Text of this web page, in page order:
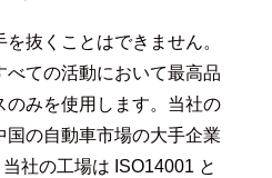
抜くことはできません。
べての活動において最高品
のみを使用します。当社の
国の自動車市場の大手企業
社の工場は ISO14001 と